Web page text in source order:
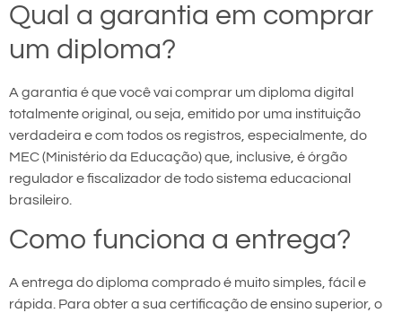
Qual a garantia em comprar
um diploma?
A garantia é que você vai comprar um diploma digital
totalmente original, ou seja, emitido por uma instituição
verdadeira e com todos os registros, especialmente, do
MEC (Ministério da Educação) que, inclusive, é órgão
regulador e fiscalizador de todo sistema educacional
brasileiro.
Como funciona a entrega?
A entrega do diploma comprado é muito simples, fácil e
rápida. Para obter a sua certificação de ensino superior, o